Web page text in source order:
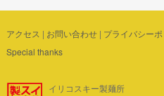
アクセス | お問い合わせ| プライバシー
Special thanks
イリコスキー製麺所